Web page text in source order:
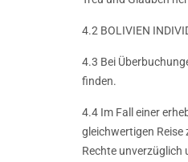
4.2 BOLIVIEN
4.3 Bei
finden.
4.4 Im Fall einer
gleichwertigen Reise
Rechte unverzüglich